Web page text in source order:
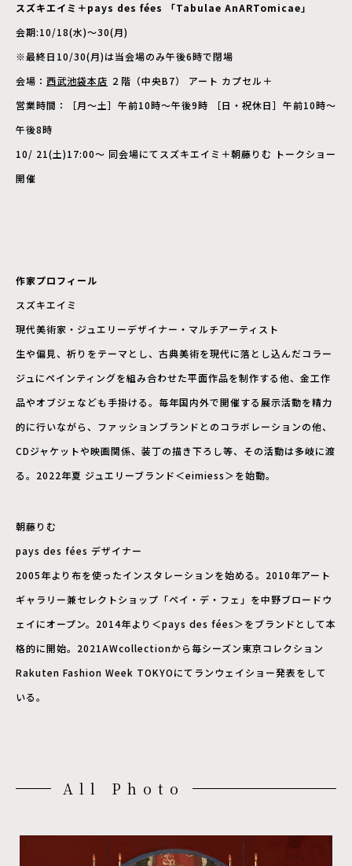
スズキエイミ＋pays des fées 「Tabulae AnARTomicae」
会期:10/18(水)〜30(月)
※最終日10/30(月)は当会場のみ午後6時で閉場
会場： 西武池袋本店 ２階（中央B7） アート カプセル＋
営業時間：［月～土］午前10時～午後9時 ［日・祝休日］午前10時～
午後8時
10/ 21(土)17:00〜 同会場にてスズキエイミ＋朝藤りむ トークショー
開催
作家プロフィール
スズキエイミ
現代美術家・ジュエリーデザイナー・マルチアーティスト
生や偏見、祈りをテーマとし、古典美術を現代に落とし込んだコラー
ジュにペインティングを組み合わせた平面作品を制作する他、金工作
品やオブジェなども手掛ける。毎年国内外で開催する展示活動を精力
的に行いながら、ファッションブランドとのコラボレーションの他、
CDジャケットや映画関係、装丁の描き下ろし等、その活動は多岐に渡
る。2022年夏 ジュエリーブランド＜eimiess＞を始動。
朝藤りむ
pays des fées デザイナー
2005年より布を使ったインスタレーションを始める。2010年アート
ギャラリー兼セレクトショップ「ペイ・デ・フェ」を中野ブロードウ
ェイにオープン。2014年より＜pays des fées＞をブランドとして本
格的に開始。2021AWcollectionから毎シーズン東京コレクション
Rakuten Fashion Week TOKYOにてランウェイショー発表をして
いる。
All Photo